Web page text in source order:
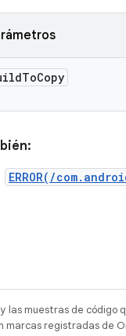
ToCopy
ERROR(/
las muestras de código
marcas registradas de